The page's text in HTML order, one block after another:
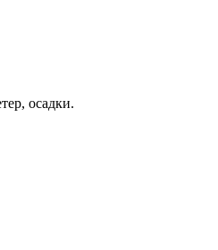
осадки.